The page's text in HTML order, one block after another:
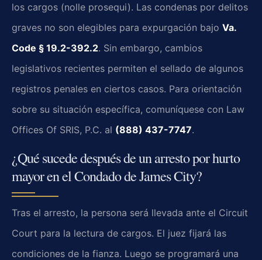
los cargos (nolle prosequi). Las condenas por delitos
graves no son elegibles para expurgación bajo Va.
Code § 19.2-392.2. Sin embargo, cambios
legislativos recientes permiten el sellado de algunos
registros penales en ciertos casos. Para orientación
sobre su situación específica, comuníquese con Law
Offices Of SRIS, P.C. al (888) 437-7747.
¿Qué sucede después de un arresto por hurto
mayor en el Condado de James City?
Tras el arresto, la persona será llevada ante el Circuit
Court para la lectura de cargos. El juez fijará las
condiciones de la fianza. Luego se programará una